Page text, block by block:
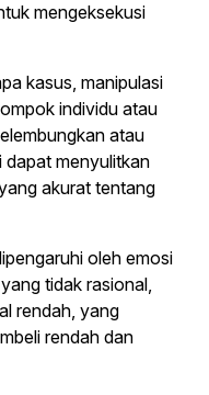
mengeksekusi
kasus, manipulasi
individu atau
atau
dapat menyulitkan
akurat tentang
oleh emosi
tidak rasional,
rendah, yang
rendah dan